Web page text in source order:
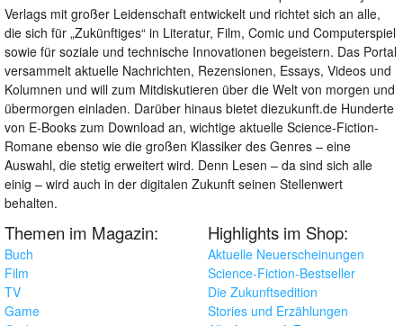
Verlags mit großer Leidenschaft entwickelt und richtet sich an alle,
die sich für „Zukünftiges“ in Literatur, Film, Comic und Computerspiel
sowie für soziale und technische Innovationen begeistern. Das Portal
versammelt aktuelle Nachrichten, Rezensionen, Essays, Videos und
Kolumnen und will zum Mitdiskutieren über die Welt von morgen und
übermorgen einladen. Darüber hinaus bietet diezukunft.de Hunderte
von E-Books zum Download an, wichtige aktuelle Science-Fiction-
Romane ebenso wie die großen Klassiker des Genres – eine
Auswahl, die stetig erweitert wird. Denn Lesen – da sind sich alle
einig – wird auch in der digitalen Zukunft seinen Stellenwert
behalten.
Themen im Magazin:
Buch
Film
TV
Game
Highlights im Shop:
Aktuelle Neuerscheinungen
Science-Fiction-Bestseller
Die Zukunftsedition
Stories und Erzählungen